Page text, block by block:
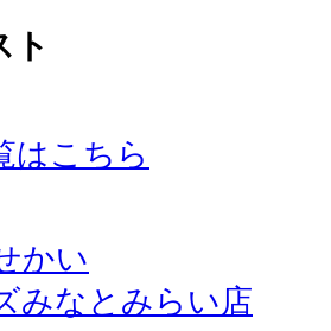
ト
はこちら
かい
みなとみらい店